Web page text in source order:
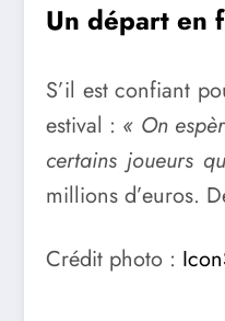
Un départ en
S’il est confiant
estival : « On
certains joueurs
millions d’euros.
Crédit photo :